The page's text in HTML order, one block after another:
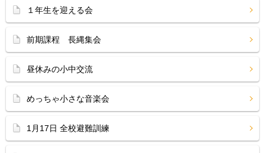
１年生を迎える会
前期課程 長縄集会
昼休みの小中交流
めっちゃ小さな音楽会
1月17日 全校避難訓練